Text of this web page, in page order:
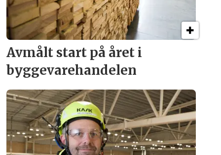
Avmålt start på året i
byggevare­handelen